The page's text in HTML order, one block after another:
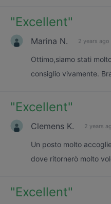
"Excellent"
Marina N. 2 years ago
Ottimo,siamo stati
consiglio vivamente.
"Excellent"
Clemens K. 2 years
Un posto molto
dove ritornerò molto
"Excellent"